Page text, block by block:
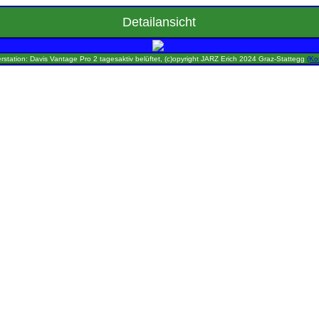
Detailansicht
Davis Vantage Pro 2 tagesaktiv belüftet, (c)opyright JARZ Erich 2024 Graz-Stattegg